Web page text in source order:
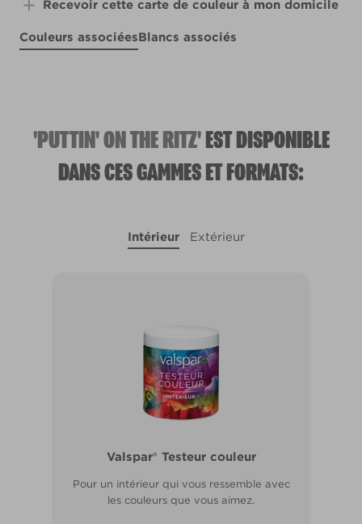
Recevoir cette carte de couleur à mon domicile
Couleurs associéesBlancs associés
'PUTTIN' ON THE RITZ'EST DISPONIBLE
DANS CES GAMMES ET FORMATS:
Intérieur Extérieur
Valspar® Testeur couleur
Pour un intérieur qui vous ressemble avec
les couleurs que vous aimez.
Valspar® Pro Extérieur Boiseries et
Résiste aux fissures et à l’écaillage. Résiste